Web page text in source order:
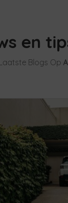
en
Blogs Op